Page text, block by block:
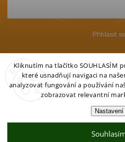
Kliknutím na tlačítko SOUHLASÍM
které usnadňují navigaci na
analyzovat fungování a používání
zobrazovat relevantní
Nastavení
Přihlásit se
Vytvořil
Partner:Mega
Petgo.cz.